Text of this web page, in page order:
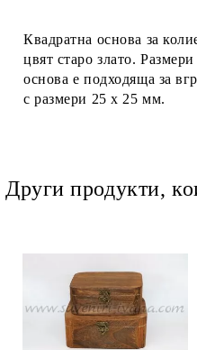
Квадратна основа за
цвят старо злато.
основа е подходяща за
с размери 25 х 25 мм.